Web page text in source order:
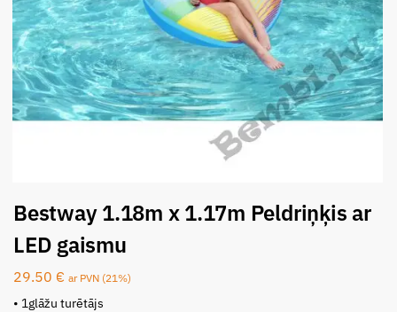
Bestway 1.18m x 1.17m Peldriņķis ar
LED gaismu
29.50 € ar PVN (21%)
• 1glāžu turētājs